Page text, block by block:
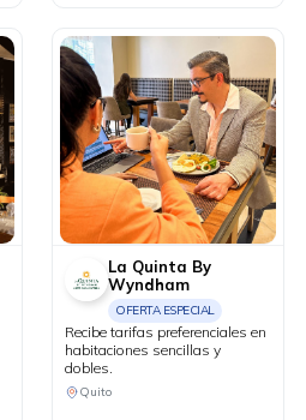
La Quinta By
Wyndham
OFERTA ESPECIAL
Recibe tarifas preferenciales en
habitaciones sencillas y
dobles.
Quito